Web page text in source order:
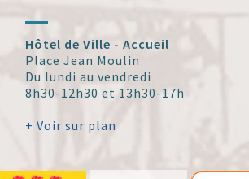
Hôtel de Ville - Accueil
Place Jean Moulin
Du lundi au vendredi
8h30-12h30 et 13h30-17h
+ Voir sur plan